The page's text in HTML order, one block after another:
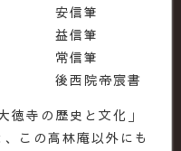
信筆
信筆
信筆
院帝宸書
寺の歴史と文化」
この高林庵以外にも